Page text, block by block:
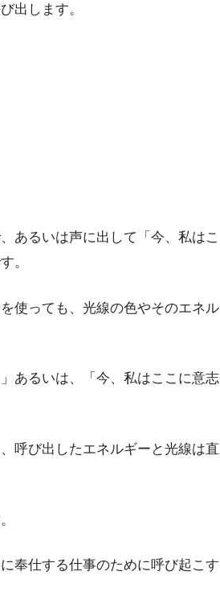
出します。
あるいは声に出して「今、私はこ
。
使っても、光線の色やそのエネル
あるいは、「今、私はここに意志
呼び出したエネルギーと光線は直
奉仕する仕事のために呼び起こす